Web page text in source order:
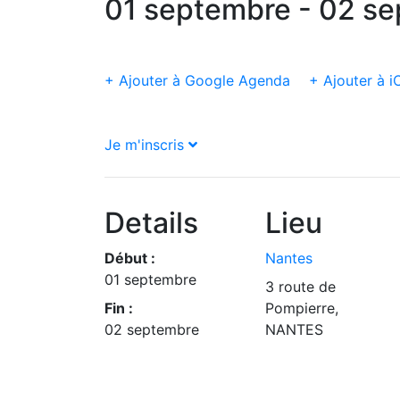
01 septembre - 02
+ Ajouter à Google Agenda + Ajouter à
Je m'inscris
Details
Début :
01 septembre
Fin :
02 septembre
Lieu
Nantes
3 route de
Pompierre,
NANTES